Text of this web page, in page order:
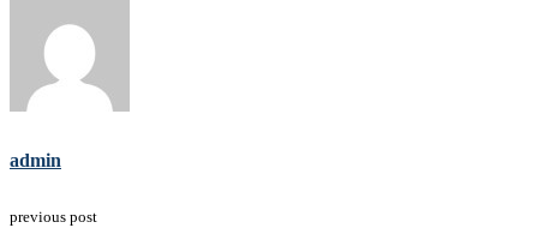
admin
previous post